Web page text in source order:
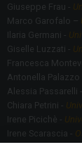
Giuseppe Frau -
Marco Garofalo –
Ilaria Germani -
Giselle Luzzati -
Francesca
Antonella Palazzo
Alessia Passarelli -
Chiara Petrini -
Irene Picichè -
Irene Scarascia -